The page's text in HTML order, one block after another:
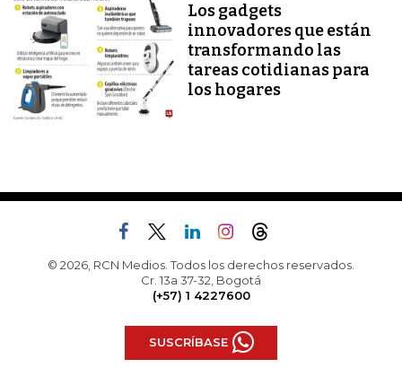
Los gadgets
innovadores que están
transformando las
tareas cotidianas para
los hogares
© 2026, RCN Medios. Todos los derechos reservados.
Cr. 13a 37-32, Bogotá
(+57) 1 4227600
SUSCRÍBASE